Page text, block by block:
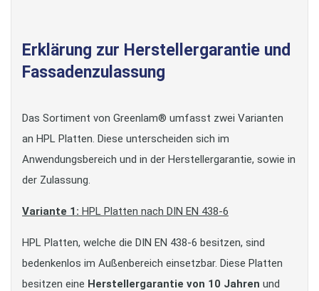
Erklärung zur Herstellergarantie und
Fassadenzulassung
Das Sortiment von Greenlam® umfasst zwei Varianten
an HPL Platten. Diese unterscheiden sich im
Anwendungsbereich und in der Herstellergarantie, sowie in
der Zulassung.
Variante 1: HPL Platten nach DIN EN 438-6
HPL Platten, welche die DIN EN 438-6 besitzen, sind
bedenkenlos im Außenbereich einsetzbar. Diese Platten
besitzen eine Herstellergarantie von 10 Jahren und